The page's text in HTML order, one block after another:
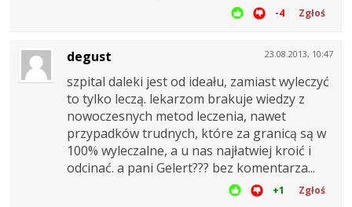
-4 Zgłoś
23.08.2013, 10:47
degust
szpital daleki jest od ideału, zamiast wyleczyć
to tylko leczą. lekarzom brakuje wiedzy z
nowoczesnych metod leczenia, nawet
przypadków trudnych, które za granicą są w
100% wyleczalne, a u nas najłatwiej kroić i
odcinać. a pani Gelert??? bez komentarza...
+1 Zgłoś